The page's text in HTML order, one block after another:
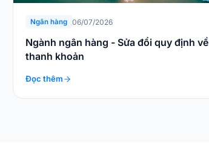
Ngân hàng 06/07/2026
Ngành ngân hàng - Sửa đổi quy định về
thanh khoản
Đọc thêm